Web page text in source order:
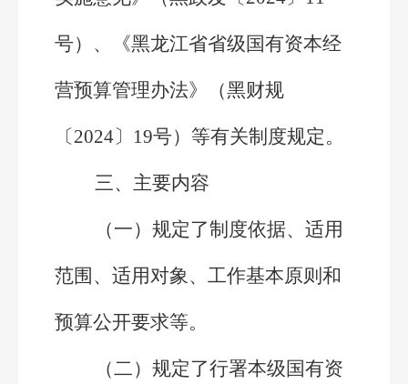
号）、《黑龙江省省级国有资本经
营预算管理办法》（黑财规
〔2024〕19号）等有关制度规定。
三、主要内容
（一）规定了制度依据、适用
范围、适用对象、工作基本原则和
预算公开要求等。
（二）规定了行署本级国有资